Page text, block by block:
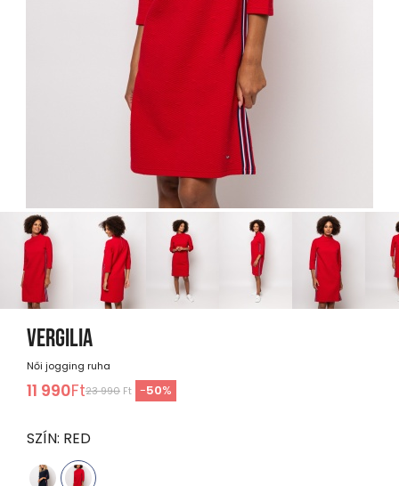
VERGILIA
Női jogging ruha
11 990Ft23 990 Ft -50%
SZÍN: RED